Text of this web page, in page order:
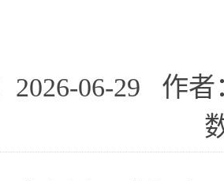
2026-06-29 作